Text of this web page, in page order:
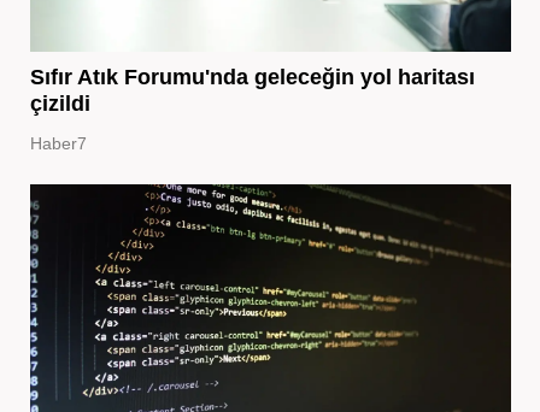
Sıfır Atık Forumu'nda geleceğin yol haritası
çizildi
Haber7